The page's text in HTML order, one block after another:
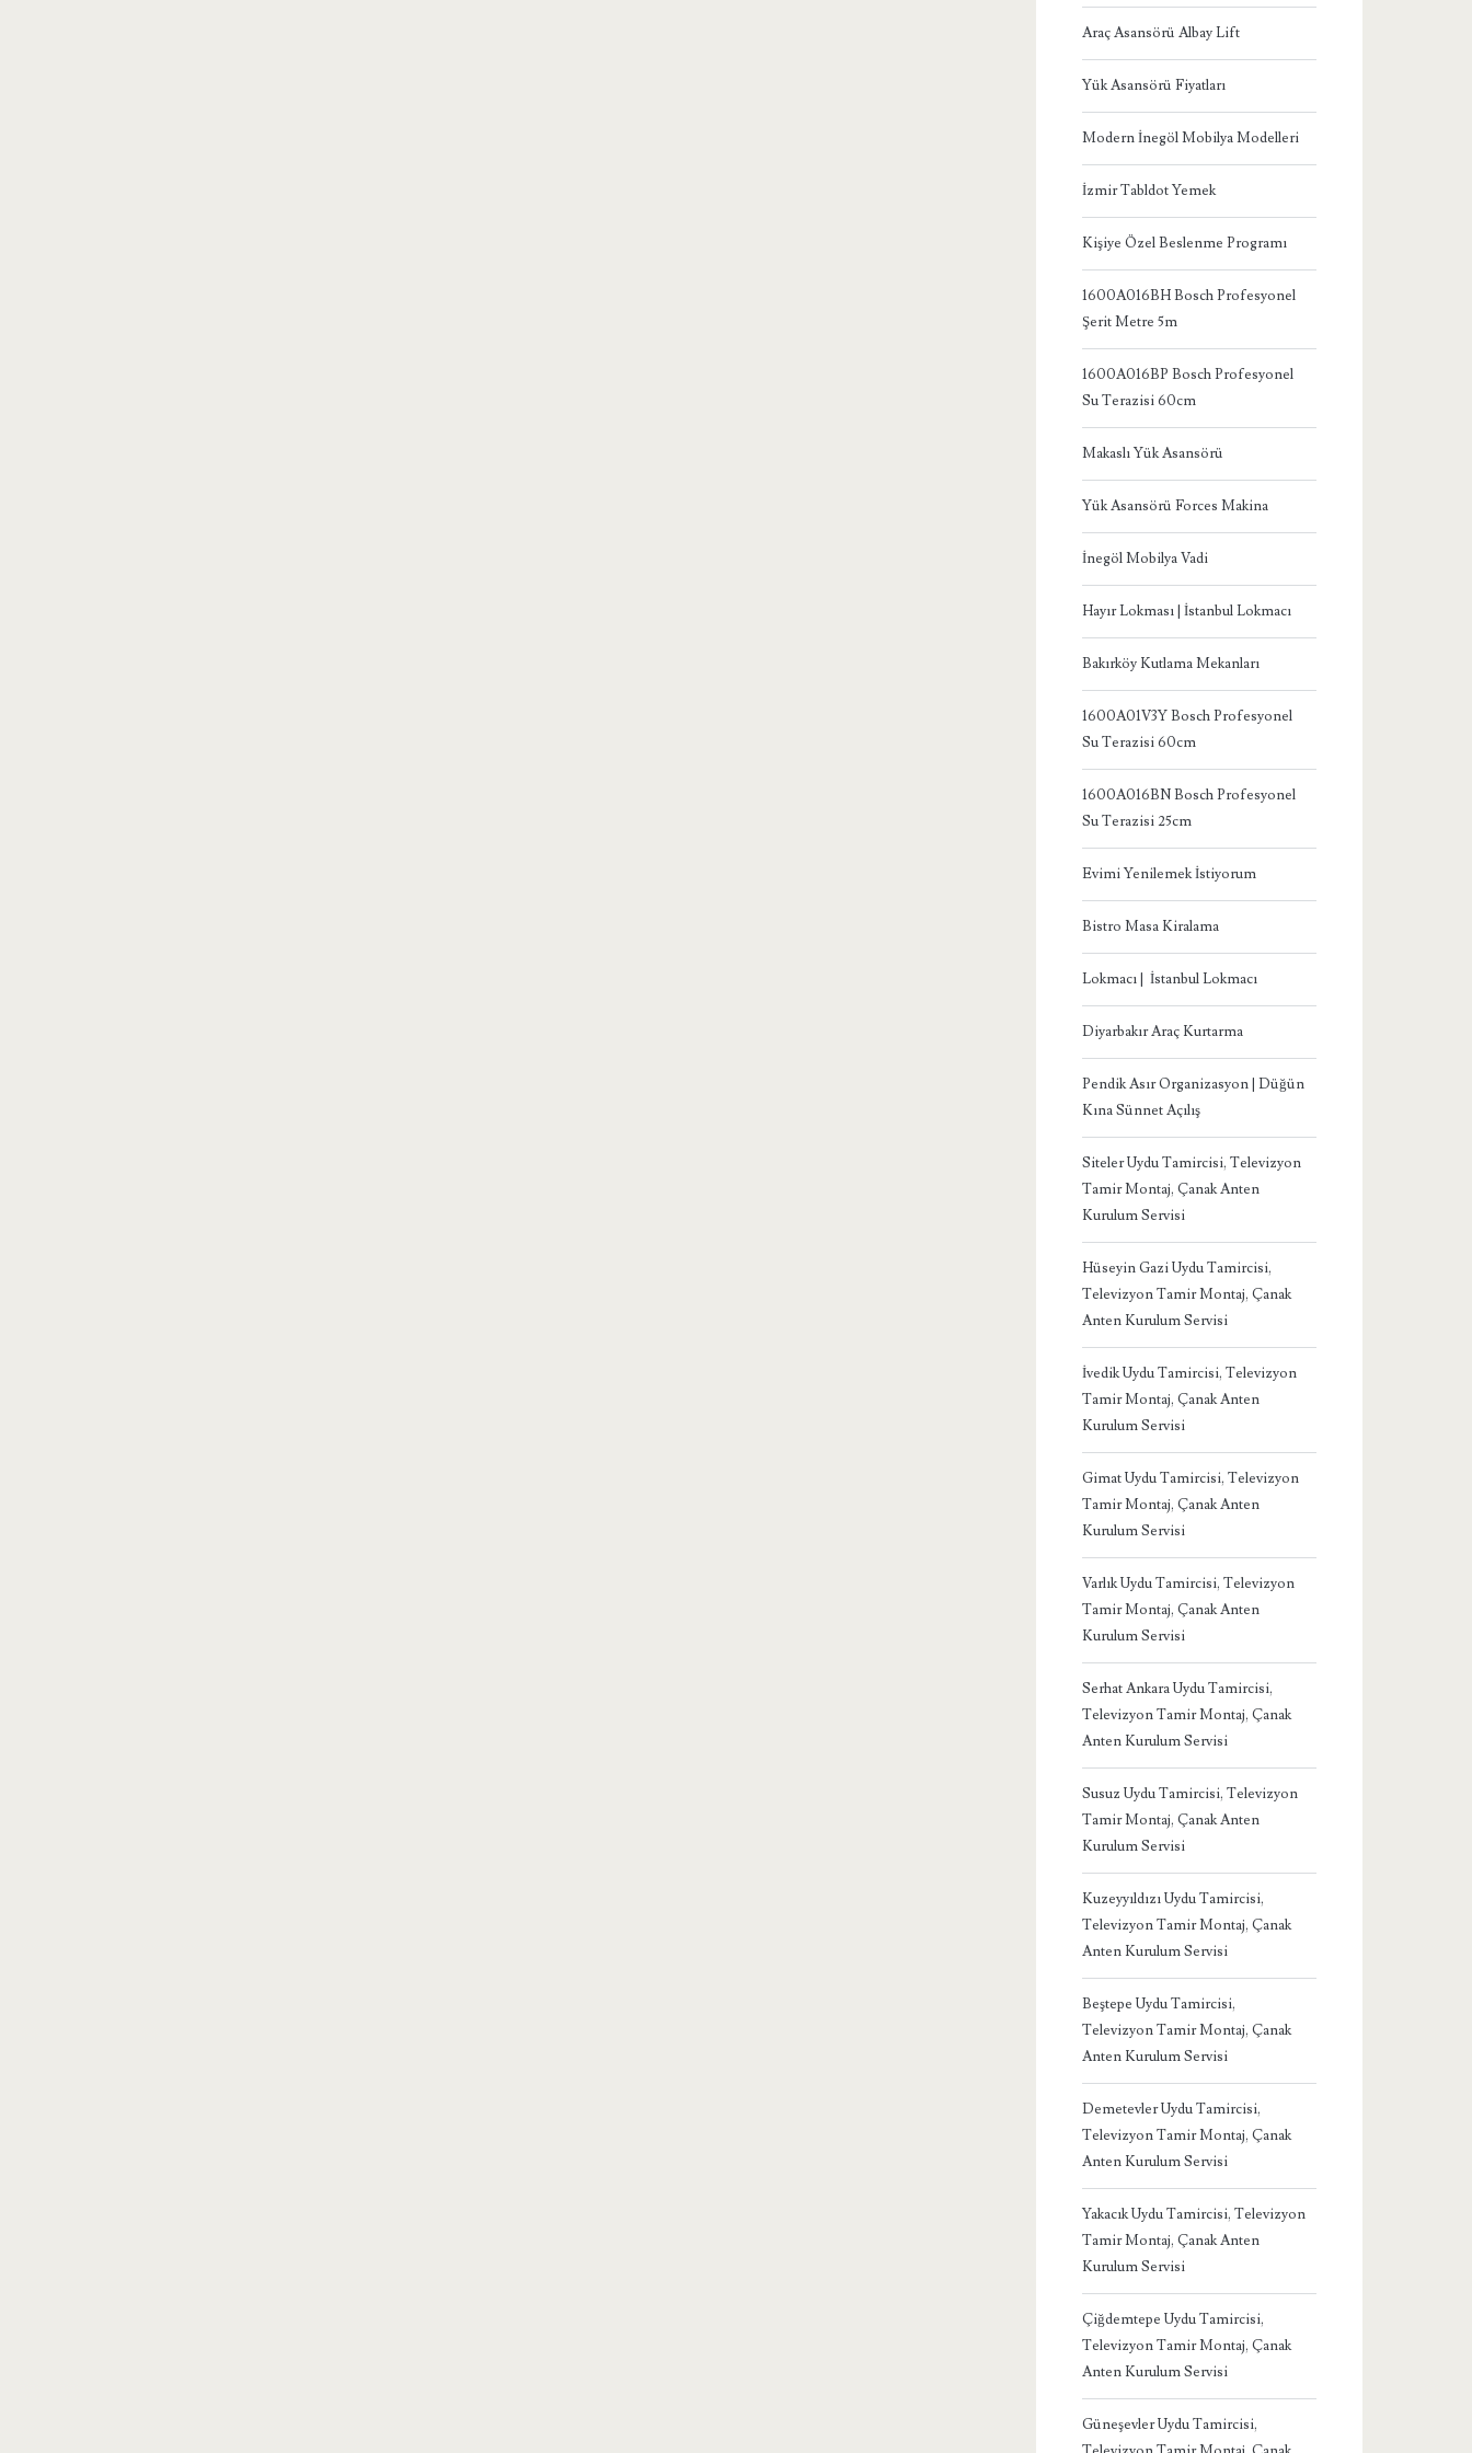
Araç Asansörü Albay Lift
Yük Asansörü Fiyatları
Modern İnegöl Mobilya Modelleri
İzmir Tabldot Yemek
Kişiye Özel Beslenme Programı
1600A016BH Bosch Profesyonel
Şerit Metre 5m
1600A016BP Bosch Profesyonel
Su Terazisi 60cm
Makaslı Yük Asansörü
Yük Asansörü Forces Makina
İnegöl Mobilya Vadi
Hayır Lokması | İstanbul Lokmacı
Bakırköy Kutlama Mekanları
1600A01V3Y Bosch Profesyonel
Su Terazisi 60cm
1600A016BN Bosch Profesyonel
Su Terazisi 25cm
Evimi Yenilemek İstiyorum
Bistro Masa Kiralama
Lokmacı | İstanbul Lokmacı
Diyarbakır Araç Kurtarma
Pendik Asır Organizasyon | Düğün
Kına Sünnet Açılış
Siteler Uydu Tamircisi, Televizyon
Tamir Montaj, Çanak Anten
Kurulum Servisi
Hüseyin Gazi Uydu Tamircisi,
Televizyon Tamir Montaj, Çanak
Anten Kurulum Servisi
İvedik Uydu Tamircisi, Televizyon
Tamir Montaj, Çanak Anten
Kurulum Servisi
Gimat Uydu Tamircisi, Televizyon
Tamir Montaj, Çanak Anten
Kurulum Servisi
Varlık Uydu Tamircisi, Televizyon
Tamir Montaj, Çanak Anten
Kurulum Servisi
Serhat Ankara Uydu Tamircisi,
Televizyon Tamir Montaj, Çanak
Anten Kurulum Servisi
Susuz Uydu Tamircisi, Televizyon
Tamir Montaj, Çanak Anten
Kurulum Servisi
Kuzeyyıldızı Uydu Tamircisi,
Televizyon Tamir Montaj, Çanak
Anten Kurulum Servisi
Beştepe Uydu Tamircisi,
Televizyon Tamir Montaj, Çanak
Anten Kurulum Servisi
Demetevler Uydu Tamircisi,
Televizyon Tamir Montaj, Çanak
Anten Kurulum Servisi
Yakacık Uydu Tamircisi, Televizyon
Tamir Montaj, Çanak Anten
Kurulum Servisi
Çiğdemtepe Uydu Tamircisi,
Televizyon Tamir Montaj, Çanak
Anten Kurulum Servisi
Güneşevler Uydu Tamircisi,